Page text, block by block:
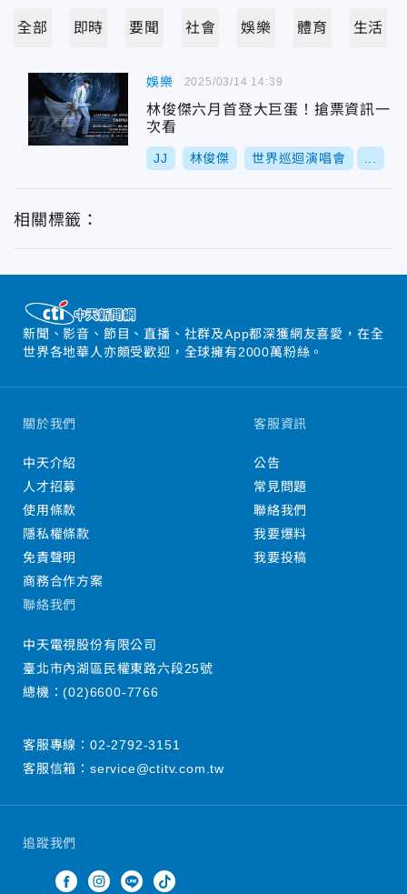
全部 即時 要聞 社會 娛樂 體育 生活
娛樂
林俊傑六月首登大巨蛋！搶票資訊一
次看
JJ 林俊傑 世界巡迴演唱會
2025/03/14 14:39
相關標籤：
新聞、影音、節目、直播、社群及App都深獲網友喜愛，在全
世界各地華人亦頗受歡迎，全球擁有2000萬粉絲。
追蹤我們
關於我們
中天介紹
人才招募
使用條款
隱私權條款
免責聲明
商務合作方案
客服資訊
公告
常見問題
聯絡我們
我要爆料
我要投稿
聯絡我們
中天電視股份有限公司
臺北市內湖區民權東路六段25號
總機：(02)6600-7766
客服專線： 02-2792-3151
客服信箱： service@ctitv.com.tw